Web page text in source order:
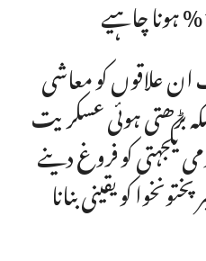
علاقوں کو معاشی
بڑھتی ہوئی عسکریت
یکجہتی کو فروغ دینے
کو یقینی بنانا